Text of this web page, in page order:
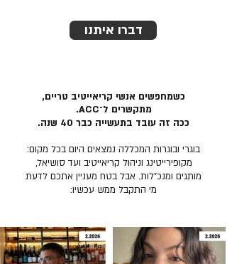
דברו איתנו
כשמחפשים אנשי קריאייטיב טריים,
מתקשרים ל־ACC.
ככה זה עובד בתעשייה כבר 40 שנה.
בוגרי ובוגרות המכללה נמצאים היום בכל מקום:
מקופירייטינג וניהול קריאייטיב ועד סושיאל,
מותגים ומנכ״לות. אבל בטח מעניין אתכם לדעת
מי התקבל ממש עכשיו: